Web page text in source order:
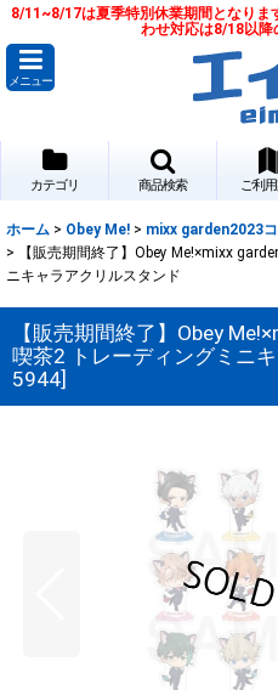
8/11~8/17は夏季特別休業期間となりま
わせ対応は8/18以降
メニュー
カテゴリ 商品検索 ご利
ホーム > Obey Me! > mixx garden2023
>
【販売期間終了】Obey Me!×mixx
ニキャラアクリルスタンド
【販売期間終了】Obey
喫茶2 トレーディングミニ
5944]